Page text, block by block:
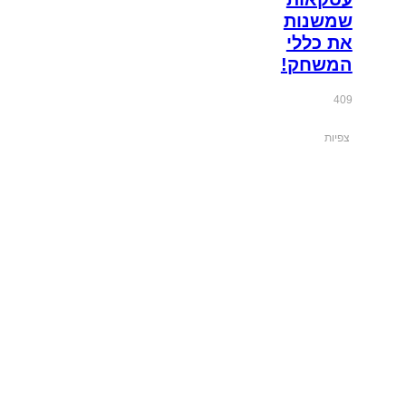
שמשנות
את כללי
המשחק!
409
צפיות